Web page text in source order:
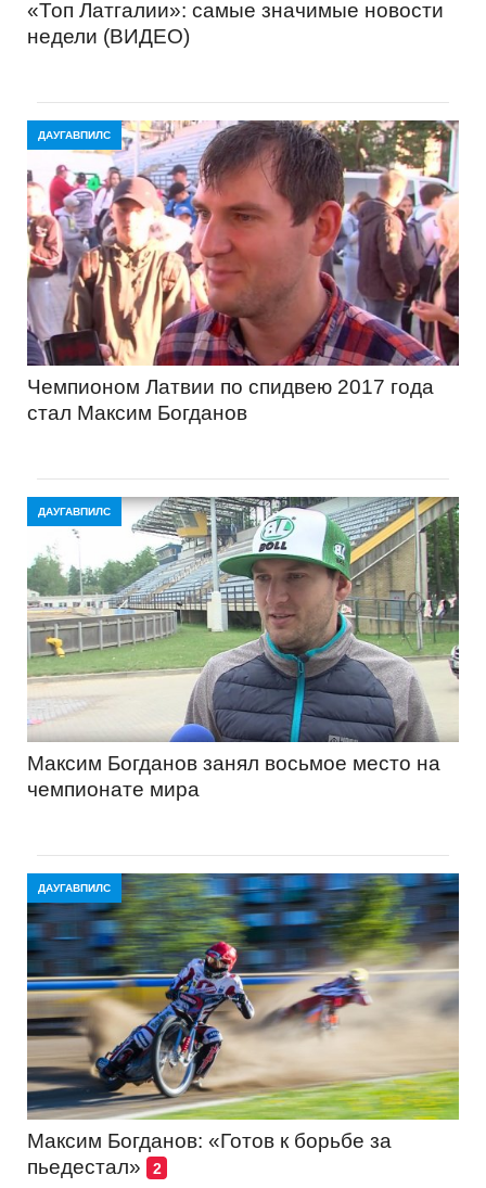
«Топ Латгалии»: самые значимые новости
недели (ВИДЕО)
ДАУГАВПИЛС
Чемпионом Латвии по спидвею 2017 года
стал Максим Богданов
ДАУГАВПИЛС
Максим Богданов занял восьмое место на
чемпионате мира
ДАУГАВПИЛС
Максим Богданов: «Готов к борьбе за
пьедестал»
2